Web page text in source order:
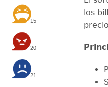
15
20
21
los